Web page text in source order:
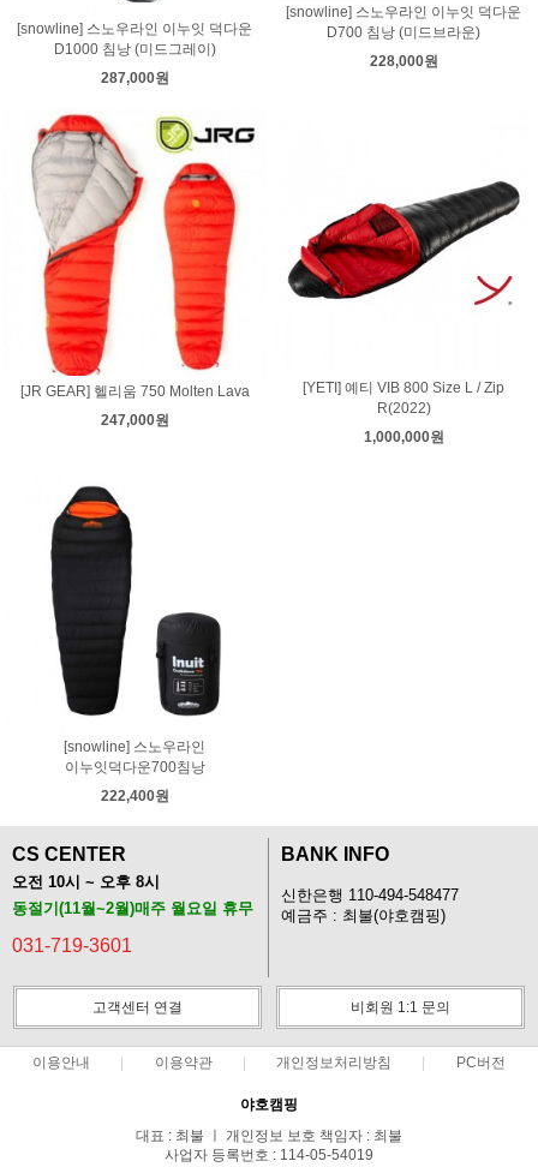
[snowline] 스노우라인 이누잇 덕다운
D1000 침낭 (미드그레이)
287,000원
[snowline] 스노우라인 이누잇 덕다운
D700 침낭 (미드브라운)
228,000원
[JR GEAR] 헬리움 750 Molten Lava
247,000원
[YETI] 예티 VIB 800 Size L / Zip
R(2022)
1,000,000원
[snowline] 스노우라인
이누잇덕다운700침낭
222,400원
CS CENTER
오전 10시 ~ 오후 8시
동절기(11월~2월)매주 월요일 휴무
031-719-3601
BANK INFO
신한은행 110-494-548477
예금주 : 최불(야호캠핑)
고객센터 연결 비회원 1:1 문의
이용안내 이용약관 개인정보처리방침 PC버전
야호캠핑
대표 : 최불 ㅣ 개인정보 보호 책임자 : 최불
사업자 등록번호 : 114-05-54019